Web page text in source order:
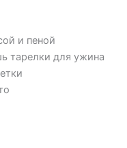
и пеной
тарелки для ужина